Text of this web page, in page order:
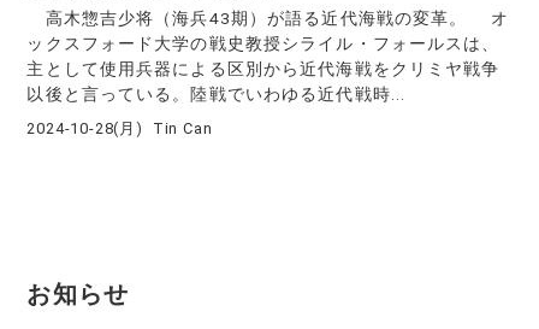
高木惣吉少将（海兵43期）が語る近代海戦の変革。 オ
ックスフォード大学の戦史教授シライル・フォールスは、
主として使用兵器による区別から近代海戦をクリミヤ戦争
以後と言っている。陸戦でいわゆる近代戦時...
2024-10-28(月) Tin Can
お知らせ